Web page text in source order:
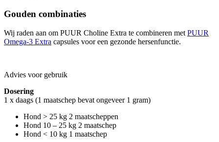
Gouden combinaties
Wij raden aan om PUUR Choline Extra te combineren met PUUR
Omega-3 Extra capsules voor een gezonde hersenfunctie.
Advies voor gebruik
Dosering
1 x daags (1 maatschep bevat ongeveer 1 gram)
Hond > 25 kg 2 maatscheppen
Hond 10 – 25 kg 2 maatschep
Hond < 10 kg 1 maatschep